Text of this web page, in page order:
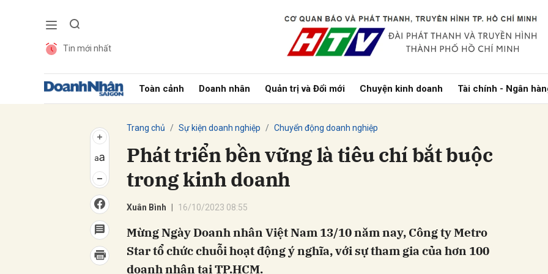
Tin mới nhất
Toàn cảnh Doanh nhân Quản trị và Đổi mới Chuyện kinh doanh Tài chính - Ngân
Trang chủ Sự kiện doanh nghiệp Chuyển động doanh nghiệp
Phát triển bền vững là tiêu chí bắt buộc
trong kinh doanh
Xuân Bình 16/10/2023 08:55
Mừng Ngày Doanh nhân Việt Nam 13/10 năm nay, Công ty Metro
Star tổ chức chuỗi hoạt động ý nghĩa, với sự tham gia của hơn 100
doanh nhân tại TP.HCM.